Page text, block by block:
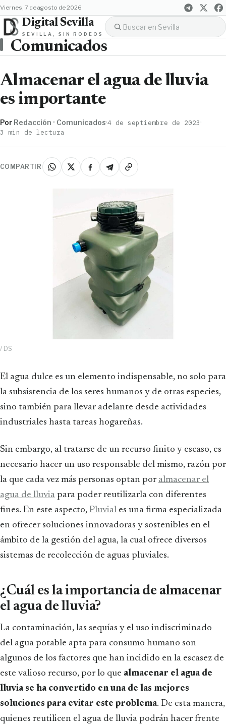
viernes, 7 de agosto de 2026
Digital Sevilla
SEVILLA, SIN RODEOS
Comunicados
Almacenar el agua de lluvia
es importante
Por Redacción · Comunicados·4 de septiembre de 2023·
3 min de lectura
COMPARTIR
/ DS
El agua dulce es un elemento indispensable, no solo para
la subsistencia de los seres humanos y de otras especies,
sino también para llevar adelante desde actividades
industriales hasta tareas hogareñas.
Sin embargo, al tratarse de un recurso finito y escaso, es
necesario hacer un uso responsable del mismo, razón por
la que cada vez más personas optan por almacenar el
agua de lluvia para poder reutilizarla con diferentes
fines. En este aspecto, Pluvial es una firma especializada
en ofrecer soluciones innovadoras y sostenibles en el
ámbito de la gestión del agua, la cual ofrece diversos
sistemas de recolección de aguas pluviales.
¿Cuál es la importancia de almacenar
el agua de lluvia?
La contaminación, las sequías y el uso indiscriminado
del agua potable apta para consumo humano son
algunos de los factores que han incidido en la escasez de
este valioso recurso, por lo que almacenar el agua de
lluvia se ha convertido en una de las mejores
soluciones para evitar este problema. De esta manera,
quienes reutilicen el agua de lluvia podrán hacer frente